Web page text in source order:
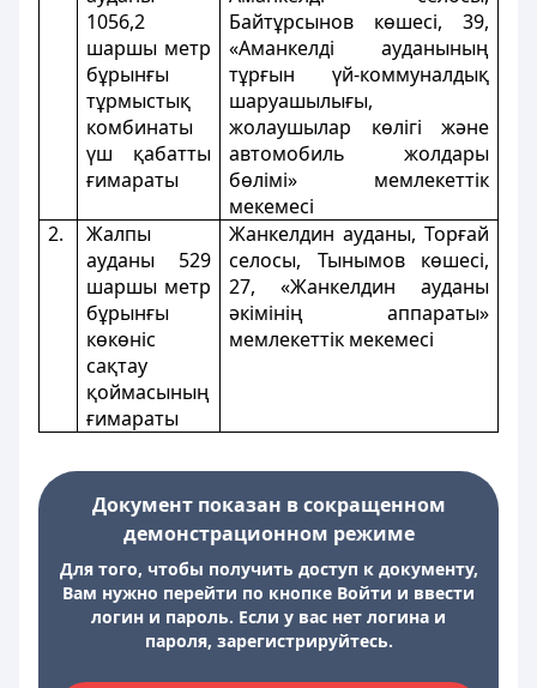
1056,2
шаршы метр
бұрынғы
тұрмыстық
комбинаты
үш қабатты
ғимараты
Байтұрсынов көшесі, 39,
«Аманкелді ауданының
тұрғын үй-коммуналдық
шаруашылығы,
жолаушылар көлігі және
автомобиль жолдары
бөлімі» мемлекеттік
мекемесі
2.
Жалпы
ауданы 529
шаршы метр
бұрынғы
көкөніс
сақтау
қоймасының
ғимараты
Жанкелдин ауданы, Торғай
селосы, Тынымов көшесі,
27, «Жанкелдин ауданы
әкімінің аппараты»
мемлекеттік мекемесі
Документ показан в сокращенном
демонстрационном режиме
Для того, чтобы получить доступ к документу,
Вам нужно перейти по кнопке Войти и ввести
логин и пароль. Если у вас нет логина и
пароля, зарегистрируйтесь.